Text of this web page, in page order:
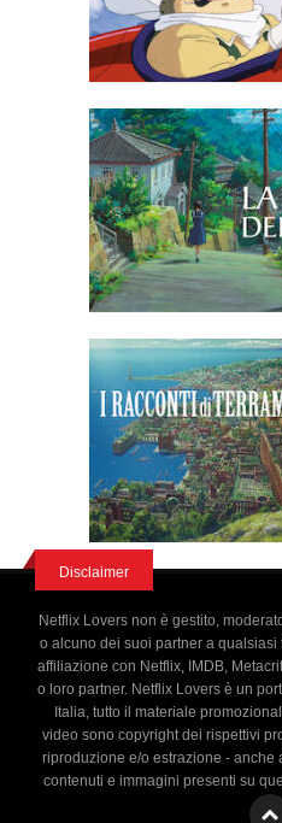
Disclaimer
Netflix Lovers non è gestito,
o alcuno dei suoi partner a
affiliazione con Netflix, IMDB,
o loro partner. Netflix Lovers è un
Italia, tutto il materiale
video sono copyright dei rispettivi
riproduzione e/o estrazione - anche
contenuti e immagini presenti su